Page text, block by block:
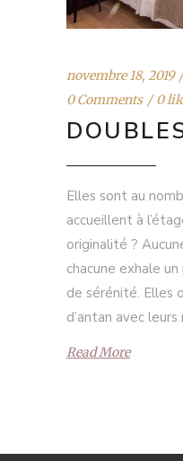
novembre 18, 2019
0 Comments
0
Elles sont au
accueillent à
originalité ?
chacune exhale
de sérénité. Elles
d’antan avec
Read More